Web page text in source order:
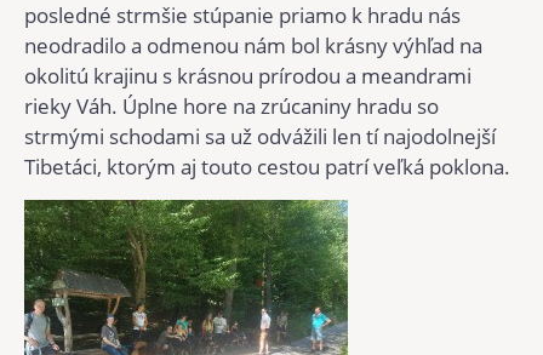
posledné strmšie stúpanie priamo k hradu nás
neodradilo a odmenou nám bol krásny výhľad na
okolitú krajinu s krásnou prírodou a meandrami
rieky Váh. Úplne hore na zrúcaniny hradu so
strmými schodami sa už odvážili len tí najodolnejší
Tibetáci, ktorým aj touto cestou patrí veľká poklona.